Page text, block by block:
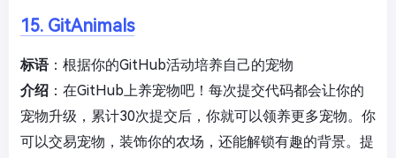
15. GitAnimals
标语：根据你的GitHub活动培养自己的宠物
介绍 ：在GitHub上养宠物吧！每次提交代码都会让你的
宠物升级，累计30次提交后，你就可以领养更多宠物。你
可以交易宠物，装饰你的农场，还能解锁有趣的背景。提